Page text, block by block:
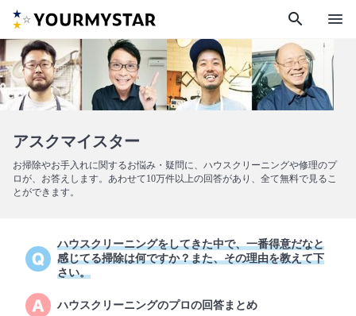
search menu
アスクマイスター
お掃除やお手入れに関するお悩み・疑問に、ハウスクリーニングや修理のプ
ロが、お答えします。あわせて10万件以上の回答があり、全て無料で見るこ
とができます。
ハウスクリーニングをしてきた中で、一番得意だなと
感じてる掃除は何ですか？また、その理由を教えて下
さい。
ハウスクリーニングのプロの回答まとめ